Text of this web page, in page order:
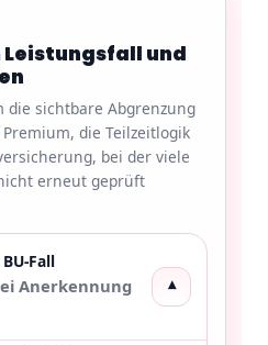
Leistungsfall und
sichtbare Abgrenzung
die Teilzeitlogik
bei der viele
erneut geprüft
Fall
Anerkennung
▾